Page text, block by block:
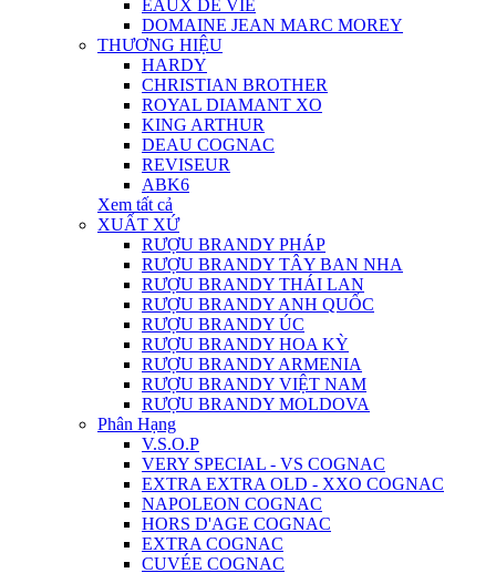
EAUX DE VIE
DOMAINE JEAN MARC MOREY
THƯƠNG HIỆU
HARDY
CHRISTIAN BROTHER
ROYAL DIAMANT XO
KING ARTHUR
DEAU COGNAC
REVISEUR
ABK6
Xem tất cả
XUẤT XỨ
RƯỢU BRANDY PHÁP
RƯỢU BRANDY TÂY BAN NHA
RƯỢU BRANDY THÁI LAN
RƯỢU BRANDY ANH QUỐC
RƯỢU BRANDY ÚC
RƯỢU BRANDY HOA KỲ
RƯỢU BRANDY ARMENIA
RƯỢU BRANDY VIỆT NAM
RƯỢU BRANDY MOLDOVA
Phân Hạng
V.S.O.P
VERY SPECIAL - VS COGNAC
EXTRA EXTRA OLD - XXO COGNAC
NAPOLEON COGNAC
HORS D'AGE COGNAC
EXTRA COGNAC
CUVÉE COGNAC